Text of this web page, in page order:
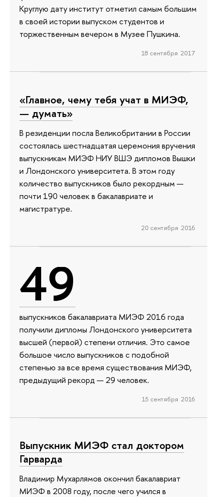
Круглую дату институт отметил самым большим
в своей истории выпуском студентов и
торжественным вечером в Музее Пушкина.
18 сентября 2017
«Главное, чему тебя учат в МИЭФ,
— думать»
В резиденции посла Великобритании в России
состоялась шестнадцатая церемония вручения
выпускникам МИЭФ НИУ ВШЭ дипломов Вышки
и Лондонского университета. В этом году
количество выпускников было рекордным —
почти 190 человек в бакалавриате и
магистратуре.
20 сентября 2016
49
выпускников бакалавриата МИЭФ 2016 года
получили дипломы Лондонского университета
высшей (первой) степени отличия. Это самое
большое число выпускников с подобной
степенью за все время существования МИЭФ,
предыдущий рекорд — 29 человек.
15 сентября 2016
Выпускник МИЭФ стал доктором
Гарварда
Владимир Мухарлямов окончил бакалавриат
МИЭФ в 2008 году, после чего учился в